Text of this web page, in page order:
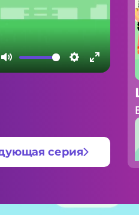
Mute Settings
Enter
fullscreen
серия